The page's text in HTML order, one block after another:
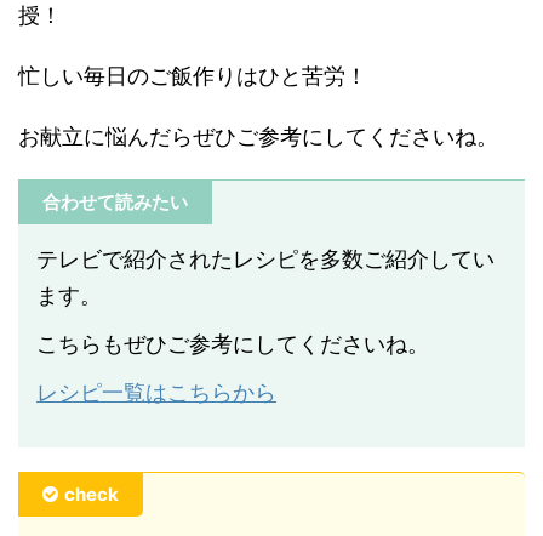
授！
忙しい毎日のご飯作りはひと苦労！
お献立に悩んだらぜひご参考にしてくださいね。
合わせて読みたい
テレビで紹介されたレシピを多数ご紹介してい
ます。
こちらもぜひご参考にしてくださいね。
レシピ一覧はこちらから
check